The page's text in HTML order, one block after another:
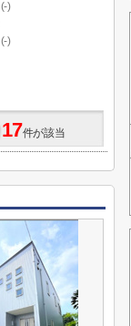
(-)
(-)
17件が該当